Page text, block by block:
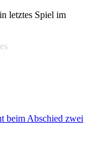
letztes Spiel im
beim Abschied zwei